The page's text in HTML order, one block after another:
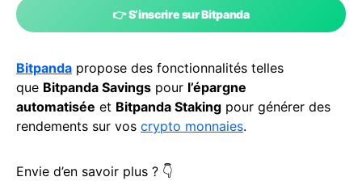
👉 S’inscrire sur Bitpanda
Bitpanda propose des fonctionnalités telles
que Bitpanda Savings pour l’épargne
automatisée et Bitpanda Staking pour générer des
rendements sur vos crypto monnaies.
Envie d’en savoir plus ? 👇